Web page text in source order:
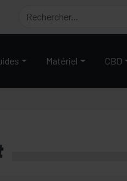
Matériel CBD